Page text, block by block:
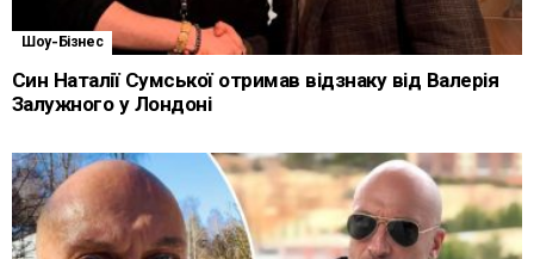
Шоу-Бізнес
Син Наталії Сумської отримав відзнаку від Валерія
Залужного у Лондоні